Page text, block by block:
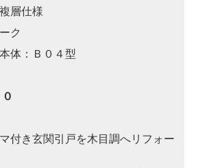
層仕様
ク
体：Ｂ０４型
付き玄関引戸を木目調へリフォー